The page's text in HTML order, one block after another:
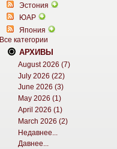
Эстония
ЮАР
Япония
Все категории
АРХИВЫ
August 2026 (7)
July 2026 (22)
June 2026 (3)
May 2026 (1)
April 2026 (1)
March 2026 (2)
Недавнее...
Давнее...